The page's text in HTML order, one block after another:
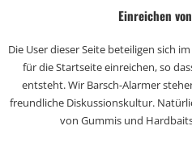
Einreichen
Die User dieser Seite beteiligen sich
für die Startseite einreichen, so
entsteht. Wir Barsch-Alarmer
freundliche Diskussionskultur.
von Gummis und